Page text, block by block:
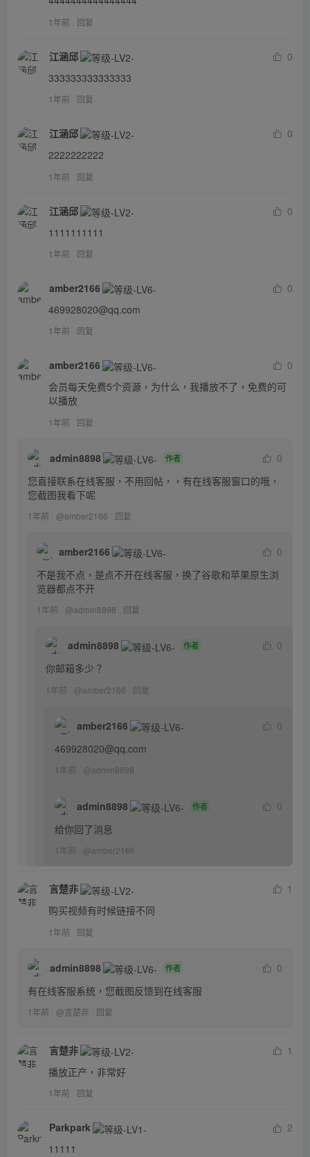
1年前 回复
江涵邱
0
333333333333333
1年前 回复
江涵邱
0
2222222222
1年前 回复
江涵邱
0
1111111111
1年前 回复
amber2166
0
469928020@qq.com
1年前 回复
amber2166
0
会员每天免费5个资源，为什么，我播放不了，免费的可
以播放
1年前 回复
admin8898 作者
0
您直接联系在线客服，不用回帖，，有在线客服窗口的哦，
您截图我看下呢
1年前 @amber2166 回复
amber2166
0
不是我不点，是点不开在线客服，换了谷歌和苹果原生浏
览器都点不开
1年前 @admin8898 回复
admin8898 作者
0
你邮箱多少？
1年前 @amber2166 回复
amber2166
0
469928020@qq.com
1年前 @admin8898
admin8898 作者
0
给你回了消息
1年前 @amber2166
言楚非
1
购买视频有时候链接不同
1年前 回复
admin8898 作者
0
有在线客服系统，您截图反馈到在线客服
1年前 @言楚非 回复
言楚非
1
播放正产，非常好
1年前 回复
Parkpark
2
11111